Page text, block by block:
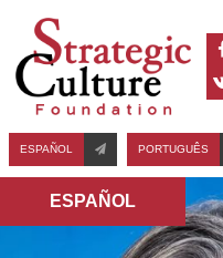
ESPAÑOL PORTUGUÊS
ESPAÑOL